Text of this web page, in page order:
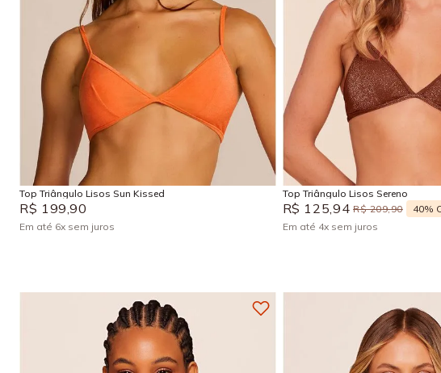
M GG
Top Triângulo Lisos Sun Kissed
R$ 199,90
Em até 6x sem juros
Top Triângulo Lisos Sereno
R$ 125,94 R$ 209,90 40%
Em até 4x sem juros